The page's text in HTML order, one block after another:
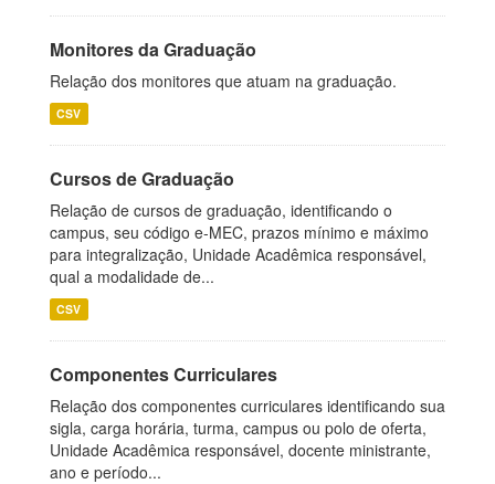
Monitores da Graduação
Relação dos monitores que atuam na graduação.
CSV
Cursos de Graduação
Relação de cursos de graduação, identificando o
campus, seu código e-MEC, prazos mínimo e máximo
para integralização, Unidade Acadêmica responsável,
qual a modalidade de...
CSV
Componentes Curriculares
Relação dos componentes curriculares identificando sua
sigla, carga horária, turma, campus ou polo de oferta,
Unidade Acadêmica responsável, docente ministrante,
ano e período...